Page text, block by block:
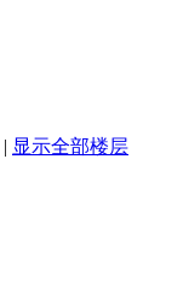
| 显示全部楼层